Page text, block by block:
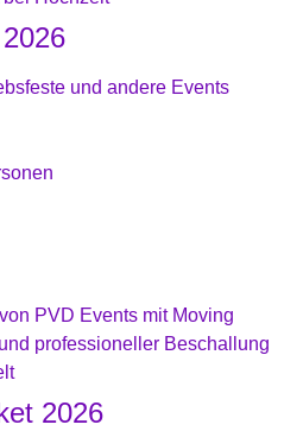
und andere Events
2026